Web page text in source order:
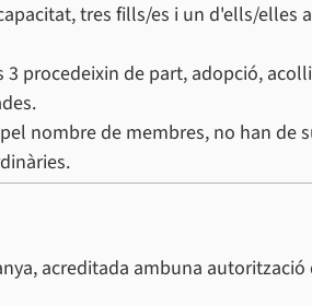
tres fills/es i un d'ells/elles
procedeixin de part, adopció,
nombre de membres, no han de
acreditada ambuna autorització